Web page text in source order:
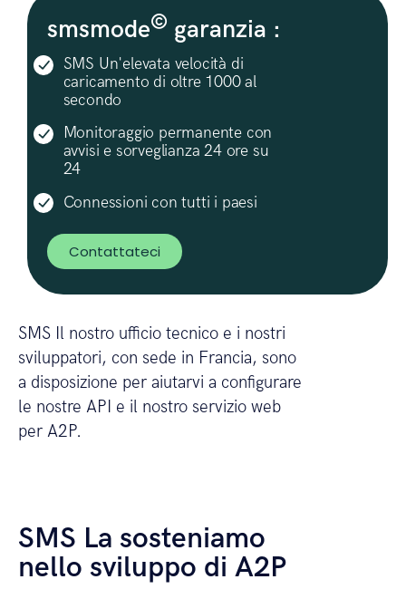
smsmode© garanzia :
SMS Un'elevata velocità di
caricamento di oltre 1000 al
secondo
Monitoraggio permanente con
avvisi e sorveglianza 24 ore su
24
Connessioni con tutti i paesi
Contattateci
SMS Il nostro ufficio tecnico e i nostri
sviluppatori, con sede in Francia, sono
a disposizione per aiutarvi a configurare
le nostre API e il nostro servizio web
per A2P.
SMS La sosteniamo
nello sviluppo di A2P